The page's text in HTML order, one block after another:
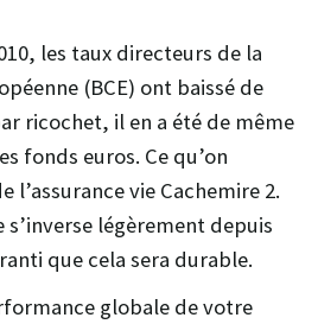
les taux directeurs de la
(BCE) ont baissé de
ricochet, il en a été de même
fonds euros. Ce qu’on
l’assurance vie Cachemire 2.
s’inverse légèrement depuis
que cela sera durable.
globale de votre